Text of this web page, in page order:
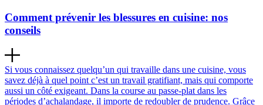
Comment prévenir les blessures en cuisine: nos
conseils
Si vous connaissez quelqu’un qui travaille dans une cuisine, vous
savez déjà à quel point c’est un travail gratifiant, mais qui comporte
aussi un côté exigeant. Dans la course au passe-plat dans les
périodes d’achalandage, il importe de redoubler de prudence. Grâce